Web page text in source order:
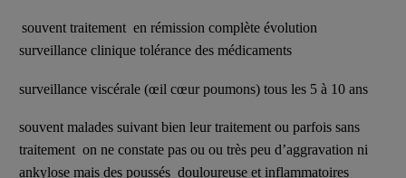
souvent traitement en rémission complète évolution
surveillance clinique tolérance des médicaments
surveillance viscérale (œil cœur poumons) tous les 5 à 10 ans
souvent malades suivant bien leur traitement ou parfois sans
traitement on ne constate pas ou ou très peu d’aggravation ni
ankylose mais des poussés douloureuse et inflammatoires